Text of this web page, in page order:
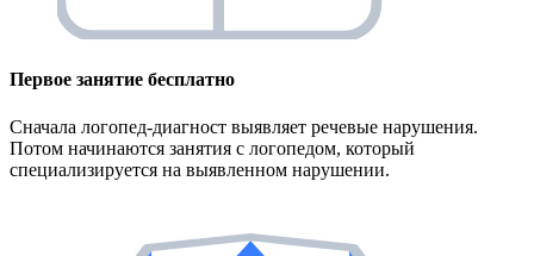
Первое занятие бесплатно
Сначала логопед-диагност выявляет речевые нарушения.
Потом начинаются занятия с логопедом, который
специализируется на выявленном нарушении.